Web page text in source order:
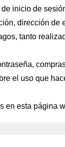
inicio de
dirección
tanto
el uso que
en esta página